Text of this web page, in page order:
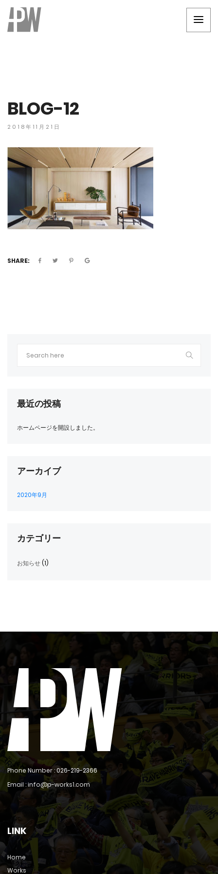
BLOG-12
2018年11月21日
SHARE:
最近の投稿
ホームページを開設しました。
アーカイブ
2020年9月
カテゴリー
お知らせ(1)
Phone Number :026-219-2366
Email : info@p-works1.com
LINK
Home
Works